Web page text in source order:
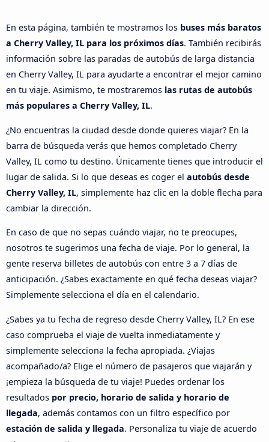
En esta página, también te mostramos los buses más baratos
a Cherry Valley, IL para los próximos días. También recibirás
información sobre las paradas de autobús de larga distancia
en Cherry Valley, IL para ayudarte a encontrar el mejor camino
en tu viaje. Asimismo, te mostraremos las rutas de autobús
más populares a Cherry Valley, IL.
¿No encuentras la ciudad desde donde quieres viajar? En la
barra de búsqueda verás que hemos completado Cherry
Valley, IL como tu destino. Únicamente tienes que introducir el
lugar de salida. Si lo que deseas es coger el autobús desde
Cherry Valley, IL, simplemente haz clic en la doble flecha para
cambiar la dirección.
En caso de que no sepas cuándo viajar, no te preocupes,
nosotros te sugerimos una fecha de viaje. Por lo general, la
gente reserva billetes de autobús con entre 3 a 7 días de
anticipación. ¿Sabes exactamente en qué fecha deseas viajar?
Simplemente selecciona el día en el calendario.
¿Sabes ya tu fecha de regreso desde Cherry Valley, IL? En ese
caso comprueba el viaje de vuelta inmediatamente y
simplemente selecciona la fecha apropiada. ¿Viajas
acompañado/a? Elige el número de pasajeros que viajarán y
¡empieza la búsqueda de tu viaje! Puedes ordenar los
resultados por precio, horario de salida y horario de
llegada, además contamos con un filtro específico por
estación de salida y llegada. Personaliza tu viaje de acuerdo